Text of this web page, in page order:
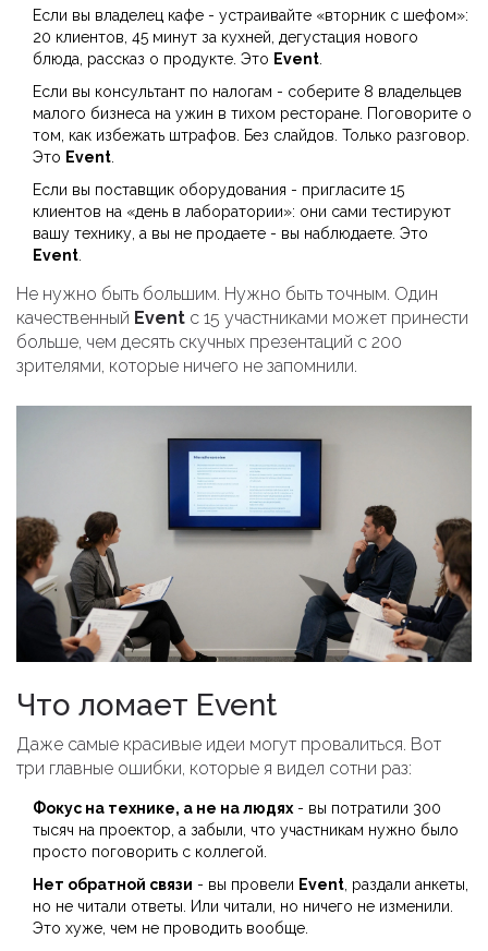
Если вы владелец кафе - устраивайте «вторник с шефом»:
20 клиентов, 45 минут за кухней, дегустация нового
блюда, рассказ о продукте. Это Event.
Если вы консультант по налогам - соберите 8 владельцев
малого бизнеса на ужин в тихом ресторане. Поговорите о
том, как избежать штрафов. Без слайдов. Только разговор.
Это Event.
Если вы поставщик оборудования - пригласите 15
клиентов на «день в лаборатории»: они сами тестируют
вашу технику, а вы не продаете - вы наблюдаете. Это
Event.
Не нужно быть большим. Нужно быть точным. Один
качественный Event с 15 участниками может принести
больше, чем десять скучных презентаций с 200
зрителями, которые ничего не запомнили.
Что ломает Event
Даже самые красивые идеи могут провалиться. Вот
три главные ошибки, которые я видел сотни раз:
Фокус на технике, а не на людях- вы потратили 300
тысяч на проектор, а забыли, что участникам нужно было
просто поговорить с коллегой.
Нет обратной связи - вы провели Event, раздали анкеты,
но не читали ответы. Или читали, но ничего не изменили.
Это хуже, чем не проводить вообще.